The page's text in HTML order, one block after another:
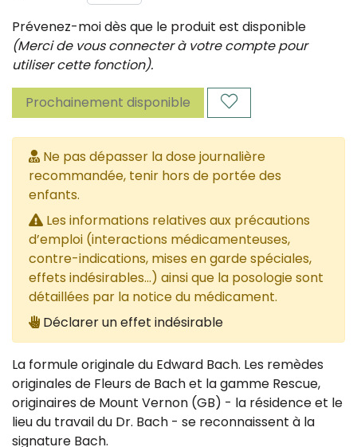
Prévenez-moi dès que le produit est disponible
(Merci de vous connecter à votre compte pour
utiliser cette fonction).
Prochainement disponible
Ne pas dépasser la dose journalière
recommandée, tenir hors de portée des
enfants.
Les informations relatives aux précautions
d’emploi (interactions médicamenteuses,
contre-indications, mises en garde spéciales,
effets indésirables...) ainsi que la posologie sont
détaillées par la notice du médicament.
Déclarer un effet indésirable
La formule originale du Edward Bach. Les remèdes
originales de Fleurs de Bach et la gamme Rescue,
originaires de Mount Vernon (GB) - la résidence et le
lieu du travail du Dr. Bach - se reconnaissent à la
signature Bach.